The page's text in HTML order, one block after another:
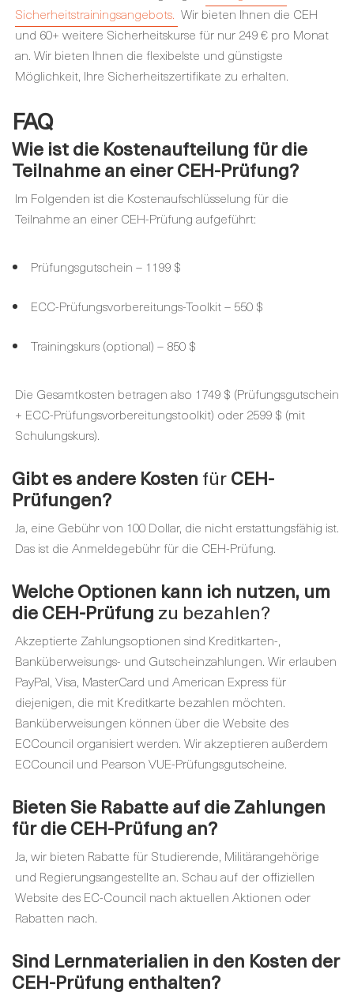
Sicherheitstrainingsangebots. Wir bieten Ihnen die CEH
und 60+ weitere Sicherheitskurse für nur 249 € pro Monat
an. Wir bieten Ihnen die flexibelste und günstigste
Möglichkeit, Ihre Sicherheitszertifikate zu erhalten.
FAQ
Wie ist die Kostenaufteilung fürdie
Teilnahme an einerCEH-Prüfung?
Im Folgenden ist die Kostenaufschlüsselung für die
Teilnahme an einer CEH-Prüfung aufgeführt:
Prüfungsgutschein – 1199 $
ECC-Prüfungsvorbereitungs-Toolkit – 550 $
Trainingskurs (optional) – 850 $
Die Gesamtkosten betragen also 1749 $ (Prüfungsgutschein
+ ECC-Prüfungsvorbereitungstoolkit) oder 2599 $ (mit
Schulungskurs).
Gibt esandere Kosten fürCEH-
Prüfungen?
Ja, eine Gebühr von 100 Dollar, die nicht erstattungsfähig ist.
Das ist die Anmeldegebühr für die CEH-Prüfung.
Welche Optionen kann ich nutzen, um
die CEH-Prüfung zu bezahlen?
Akzeptierte Zahlungsoptionen sind Kreditkarten-,
Banküberweisungs- und Gutscheinzahlungen. Wir erlauben
PayPal, Visa, MasterCard und American Express für
diejenigen, die mit Kreditkarte bezahlen möchten.
Banküberweisungen können über die Website des
ECCouncil organisiert werden. Wir akzeptieren außerdem
ECCouncil und Pearson VUE-Prüfungsgutscheine.
Bieten Sie Rabatte auf die Zahlungen
fürdieCEH-Prüfung an?
Ja, wir bieten Rabatte für Studierende, Militärangehörige
und Regierungsangestellte an. Schau auf der offiziellen
Website des EC-Council nach aktuellen Aktionen oder
Rabatten nach.
Sind Lernmaterialien in den Kosten der
CEH-Prüfung enthalten?